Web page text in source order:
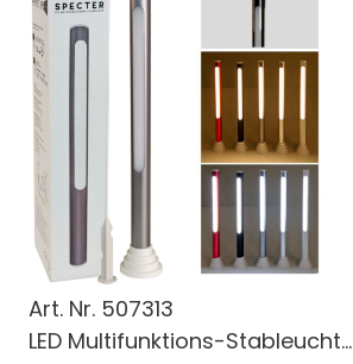
Art. Nr. 507313
LED Multifunktions-Stableucht...